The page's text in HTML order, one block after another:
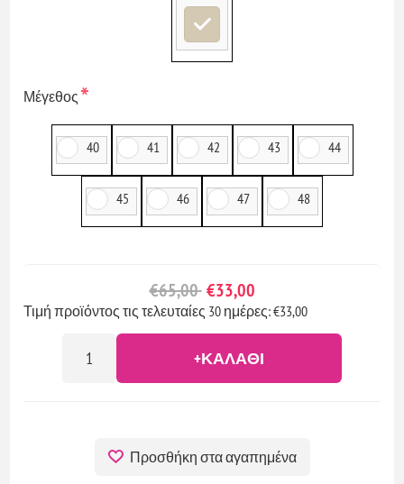
Μέγεθος*
40 41 42 43 44
45 46 47 48
€65,00 €33,00
Τιμή προϊόντος τις τελευταίες 30 ημέρες: €33,00
+ΚΑΛΆΘΙ
Προσθήκη στα αγαπημένα